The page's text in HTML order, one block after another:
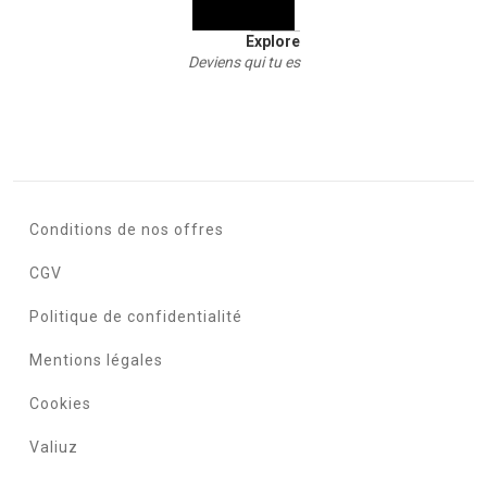
Explore
Deviens qui tu es
Conditions de nos offres
CGV
Politique de confidentialité
Mentions légales
Cookies
Valiuz